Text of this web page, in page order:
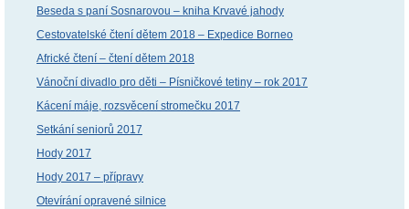
Beseda s paní Sosnarovou – kniha Krvavé jahody
Cestovatelské čtení dětem 2018 – Expedice Borneo
Africké čtení – čtení dětem 2018
Vánoční divadlo pro děti – Písničkové tetiny – rok 2017
Kácení máje, rozsvěcení stromečku 2017
Setkání seniorů 2017
Hody 2017
Hody 2017 – přípravy
Otevírání opravené silnice